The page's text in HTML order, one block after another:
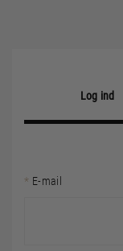
Log ind
E-mail